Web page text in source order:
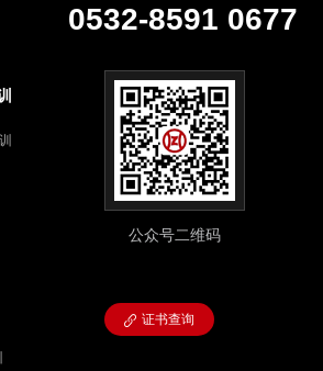
0532-8591 0677
公众号二维码
证书查询